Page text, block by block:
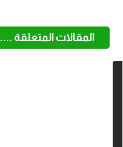
المقالات المتعلقة ....